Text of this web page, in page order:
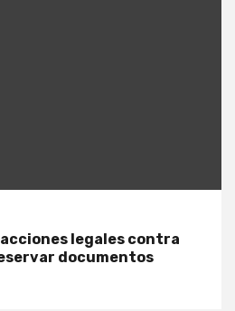
acciones legales contra
documentos